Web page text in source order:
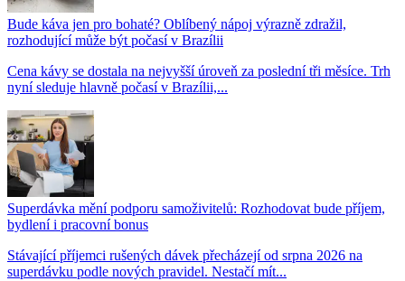
Bude káva jen pro bohaté? Oblíbený nápoj výrazně zdražil,
rozhodující může být počasí v Brazílii
Cena kávy se dostala na nejvyšší úroveň za poslední tři měsíce. Trh
nyní sleduje hlavně počasí v Brazílii,...
Superdávka mění podporu samoživitelů: Rozhodovat bude příjem,
bydlení i pracovní bonus
Stávající příjemci rušených dávek přecházejí od srpna 2026 na
superdávku podle nových pravidel. Nestačí mít...